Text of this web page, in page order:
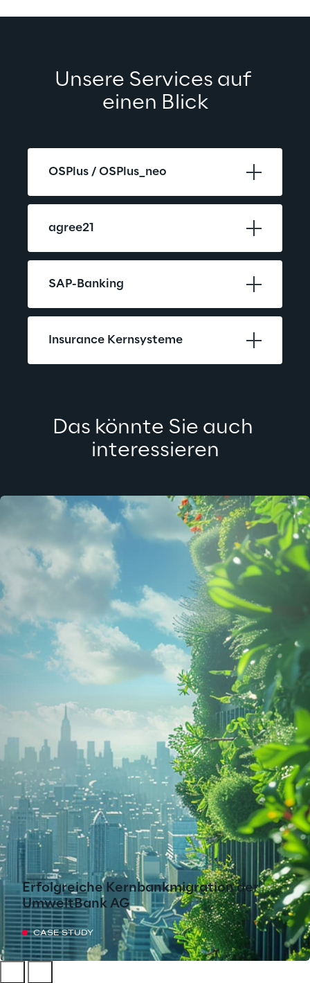
Unsere Services auf
einen Blick
OSPlus / OSPlus_neo
agree21
SAP-Banking
Insurance Kernsysteme
Das könnte Sie auch
interessieren
Erfolgreiche Kernbankmigration der
UmweltBank AG
CASE STUDY